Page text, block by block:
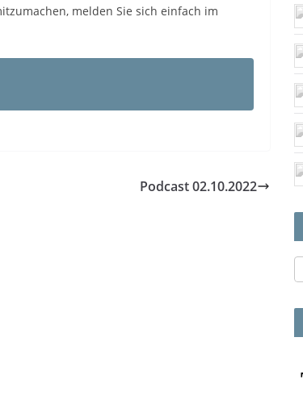
melden Sie sich einfach im
Podcast 02.10.2022